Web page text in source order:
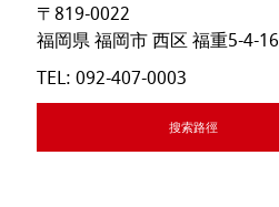
〒819-0022
福岡県福岡市西区福重5-4-16
TEL: 092-407-0003
搜索路徑